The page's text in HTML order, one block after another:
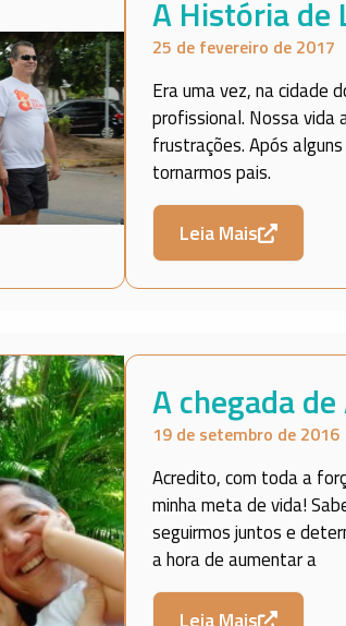
A História de
25 de fevereiro de 2017
Era uma vez, na cidade
profissional. Nossa vida
frustrações. Após
tornarmos pais.
Leia Mais
A chegada
19 de setembro de 2016
Acredito, com toda a
minha meta de vida!
seguirmos juntos e
a hora de aumentar a